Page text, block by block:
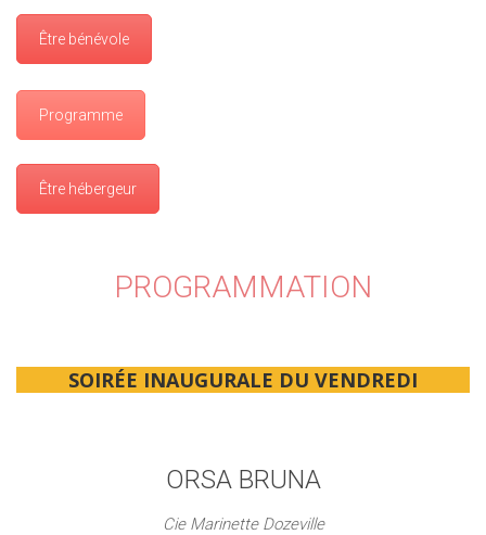
Être bénévole
Programme
Être hébergeur
PROGRAMMATION
SOIRÉE INAUGURALE DU VENDREDI
ORSA BRUNA
Cie Marinette Dozeville